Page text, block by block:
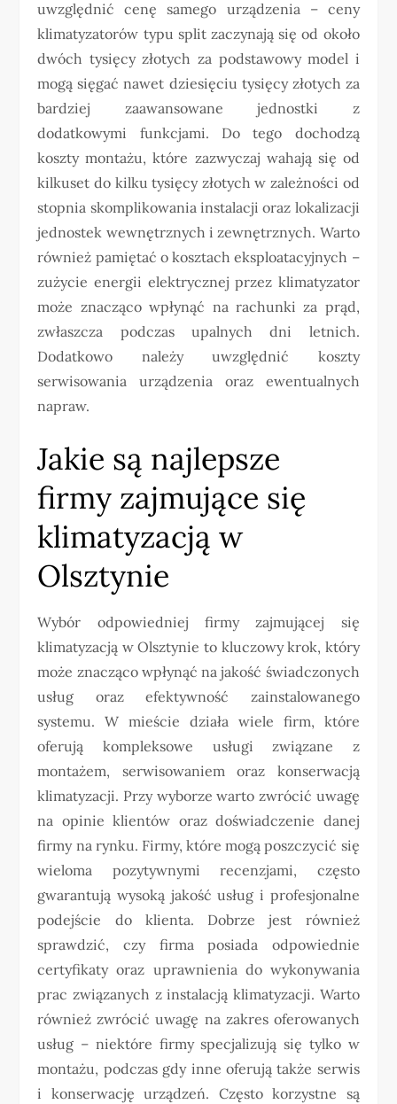
uwzględnić cenę samego urządzenia – ceny
klimatyzatorów typu split zaczynają się od około
dwóch tysięcy złotych za podstawowy model i
mogą sięgać nawet dziesięciu tysięcy złotych za
bardziej zaawansowane jednostki z
dodatkowymi funkcjami. Do tego dochodzą
koszty montażu, które zazwyczaj wahają się od
kilkuset do kilku tysięcy złotych w zależności od
stopnia skomplikowania instalacji oraz lokalizacji
jednostek wewnętrznych i zewnętrznych. Warto
również pamiętać o kosztach eksploatacyjnych –
zużycie energii elektrycznej przez klimatyzator
może znacząco wpłynąć na rachunki za prąd,
zwłaszcza podczas upalnych dni letnich.
Dodatkowo należy uwzględnić koszty
serwisowania urządzenia oraz ewentualnych
napraw.
Jakie są najlepsze
firmy zajmujące się
klimatyzacją w
Olsztynie
Wybór odpowiedniej firmy zajmującej się
klimatyzacją w Olsztynie to kluczowy krok, który
może znacząco wpłynąć na jakość świadczonych
usług oraz efektywność zainstalowanego
systemu. W mieście działa wiele firm, które
oferują kompleksowe usługi związane z
montażem, serwisowaniem oraz konserwacją
klimatyzacji. Przy wyborze warto zwrócić uwagę
na opinie klientów oraz doświadczenie danej
firmy na rynku. Firmy, które mogą poszczycić się
wieloma pozytywnymi recenzjami, często
gwarantują wysoką jakość usług i profesjonalne
podejście do klienta. Dobrze jest również
sprawdzić, czy firma posiada odpowiednie
certyfikaty oraz uprawnienia do wykonywania
prac związanych z instalacją klimatyzacji. Warto
również zwrócić uwagę na zakres oferowanych
usług – niektóre firmy specjalizują się tylko w
montażu, podczas gdy inne oferują także serwis
i konserwację urządzeń. Często korzystne są